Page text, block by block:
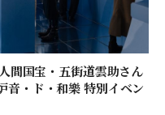
間国宝・五街道雲助さん
音・ド・和樂 特別イベン